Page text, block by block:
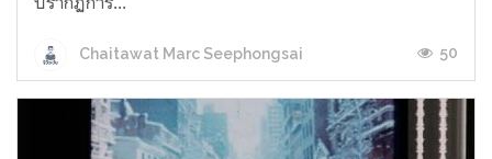
Chaitawat Marc Seephongsai 50